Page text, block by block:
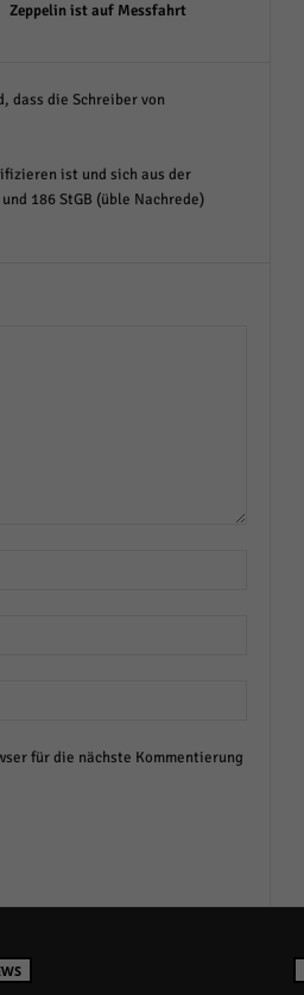
Zeppelin ist auf Messfahrt
dass die Schreiber von
ist und sich aus der
186 StGB (üble Nachrede)
für die nächste Kommentierung